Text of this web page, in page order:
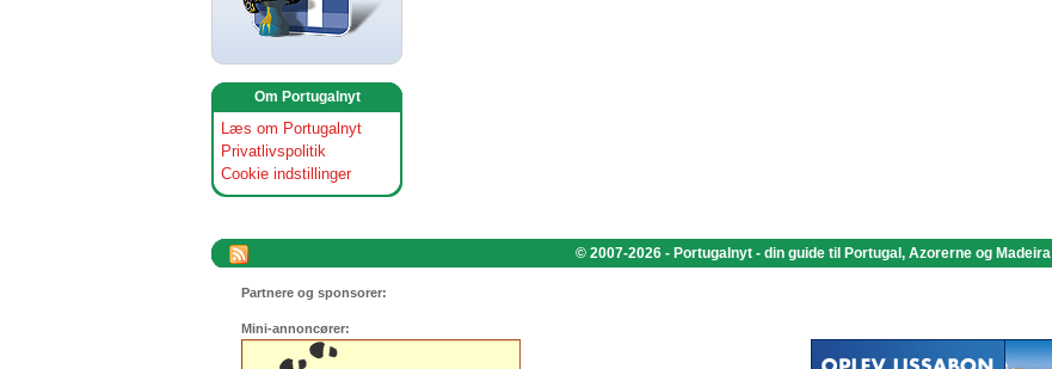
Om Portugalnyt
Læs om Portugalnyt
Privatlivspolitik
Cookie indstillinger
© 2007-2026 - Portugalnyt - din guide til Portugal, Azorerne og Madeira
Partnere og sponsorer:
Mini-annoncører: